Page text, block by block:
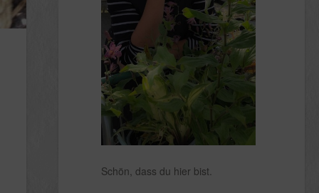
Schön, dass du hier bist.